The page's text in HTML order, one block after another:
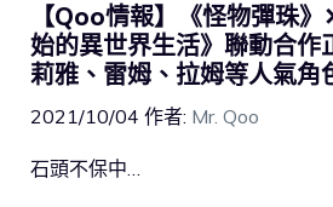
【Qoo情報】《怪物彈珠
始的異世界生活》聯動合作
莉雅、雷姆、拉姆等人氣角
2021/10/04 作者: Mr. Qoo
石頭不保中…